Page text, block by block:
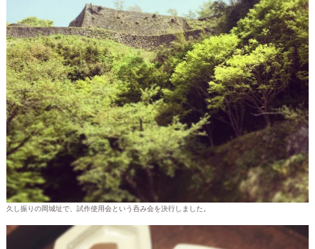
久し振りの岡城址で、試作使用会という呑み会を決行しました。